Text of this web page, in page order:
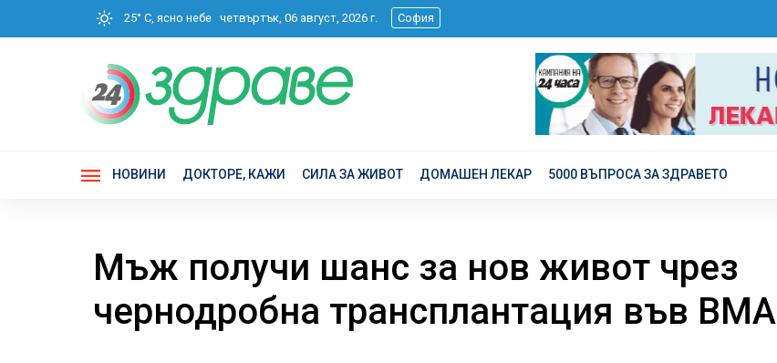
25° C, ясно небе четвъртък, 06 август, 2026 г. София
НОВИНИ ДОКТОРЕ, КАЖИ СИЛА ЗА ЖИВОТ ДОМАШЕН ЛЕКАР 5000 ВЪПРОСА ЗА ЗДРАВЕТО
Мъж получи шанс за нов живот чрез
чернодробна трансплантация във ВМА